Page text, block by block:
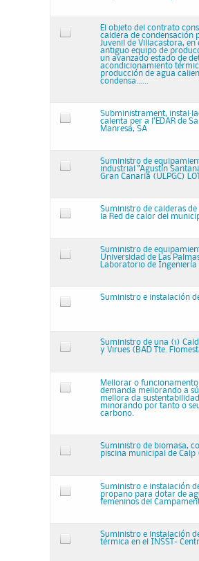
El objeto del contrato
caldera de condensación
Juvenil de Villacastora,
antiguo equipo de
un avanzado estado de
acondicionamiento
producción de agua
condensa......
Subministrament,
calenta per a l’EDAR de
Manresa, SA
Suministro de
industrial "Agustín
Gran Canaria (ULPGC)
Suministro de calderas
la Red de calor del
Suministro de
Universidad de Las
Laboratorio de Ingeniería
Suministro e instalación
Suministro de una (1)
y Virues (BAD Tte.
Mellorar o
demanda mellorando a
mellora da
minorando por tanto o
carbono.
Suministro de biomasa,
piscina municipal de Calp
Suministro e instalación
propano para dotar de
femeninos del
Suministro e instalación
térmica en el INSST-